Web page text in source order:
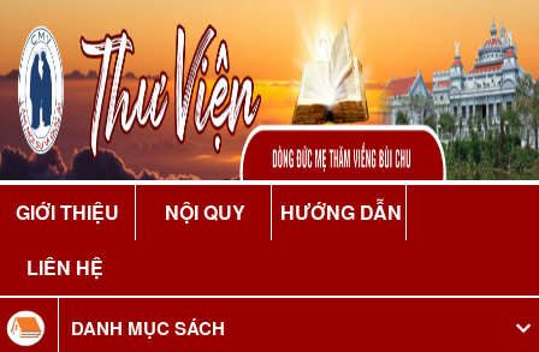
GIỚI THIỆU NỘI QUY
HƯỚNG DẪN
LIÊN HỆ
DANH MỤC SÁCH